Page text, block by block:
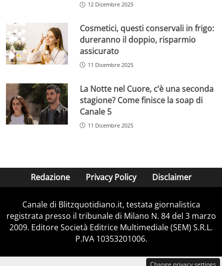
12 Dicembre 2025
Cosmetici, questi conservali in frigo:
dureranno il doppio, risparmio
assicurato
11 Dicembre 2025
La Notte nel Cuore, c’è una seconda
stagione? Come finisce la soap di
Canale 5
11 Dicembre 2025
Redazione Privacy Policy Disclaimer
Canale di Blitzquotidiano.it, testata giornalistica
registrata presso il tribunale di Milano N. 84 del 3 marzo
2009. Editore Società Editrice Multimediale (SEM) S.R.L.
P.IVA 10353201006.
Change privacy settings